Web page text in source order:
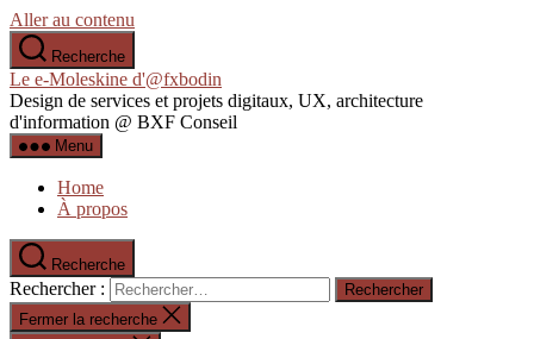
Aller au contenu
Recherche
Le e-Moleskine d'@fxbodin
Design de services et projets digitaux, UX, architecture
d'information @ BXF Conseil
Menu
Home
À propos
Recherche
Rechercher :
Fermer la recherche